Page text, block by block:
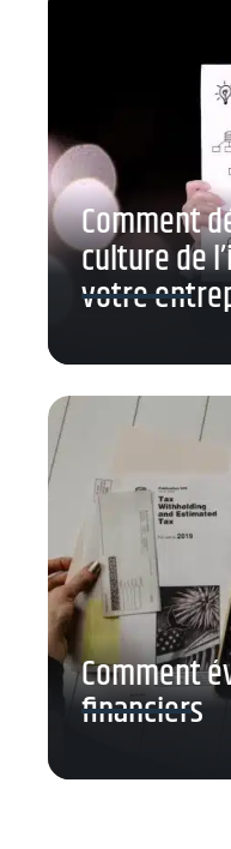
Comment
culture de
votre
Comment
financiers